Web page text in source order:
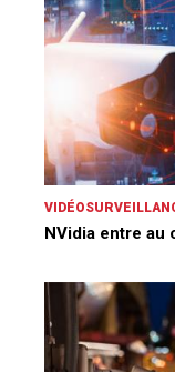
NVidia entre au